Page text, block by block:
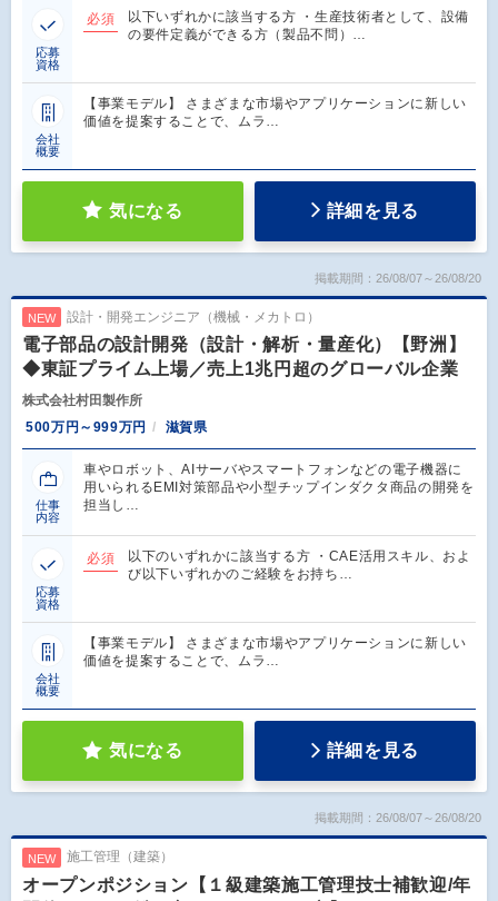
応募
資格
必須
以下いずれかに該当する方 ・生産技術者として、設備
の要件定義ができる方（製品不問）…
会社
概要
【事業モデル】 さまざまな市場やアプリケーションに新しい
価値を提案することで、ムラ…
気になる 詳細を見る
掲載期間：26/08/07～26/08/20
NEW 設計・開発エンジニア（機械・メカトロ）
電子部品の設計開発（設計・解析・量産化）【野洲】
◆東証プライム上場／売上1兆円超のグローバル企業
株式会社村田製作所
500万円～999万円
滋賀県
仕事
内容
車やロボット、AIサーバやスマートフォンなどの電子機器に
用いられるEMI対策部品や小型チップインダクタ商品の開発を
担当し…
応募
資格
必須
以下のいずれかに該当する方 ・CAE活用スキル、およ
び以下いずれかのご経験をお持ち…
会社
概要
【事業モデル】 さまざまな市場やアプリケーションに新しい
価値を提案することで、ムラ…
気になる 詳細を見る
掲載期間：26/08/07～26/08/20
NEW 施工管理（建築）
オープンポジション【１級建築施工管理技士補歓迎/年